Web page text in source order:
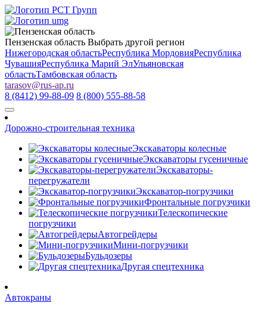
Пензенская область Выбрать другой регион
Нижегородская областьРеспублика МордовияРеспублика
ЧувашияРеспублика Марий ЭлУльяновская
областьТамбовская область
tarasov@rus-ap.ru
8 (8412) 99-88-09 8 (800) 555-88-58
Дорожно-строительная техника
Экскаваторы колесные
Экскаваторы гусеничные
Экскаваторы-
перегружатели
Экскаватор-погрузчики
Фронтальные погрузчики
Телескопические
погрузчики
Автогрейдеры
Мини-погрузчики
Бульдозеры
Другая спецтехника
Автокраны